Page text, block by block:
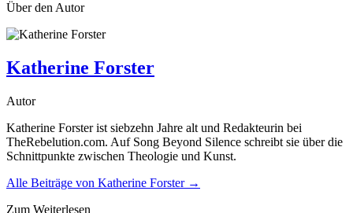
Über den Autor
Katherine Forster
Autor
Katherine Forster ist siebzehn Jahre alt und Redakteurin bei
TheRebelution.com. Auf Song Beyond Silence schreibt sie über die
Schnittpunkte zwischen Theologie und Kunst.
Alle Beiträge von Katherine Forster→
Zum Weiterlesen